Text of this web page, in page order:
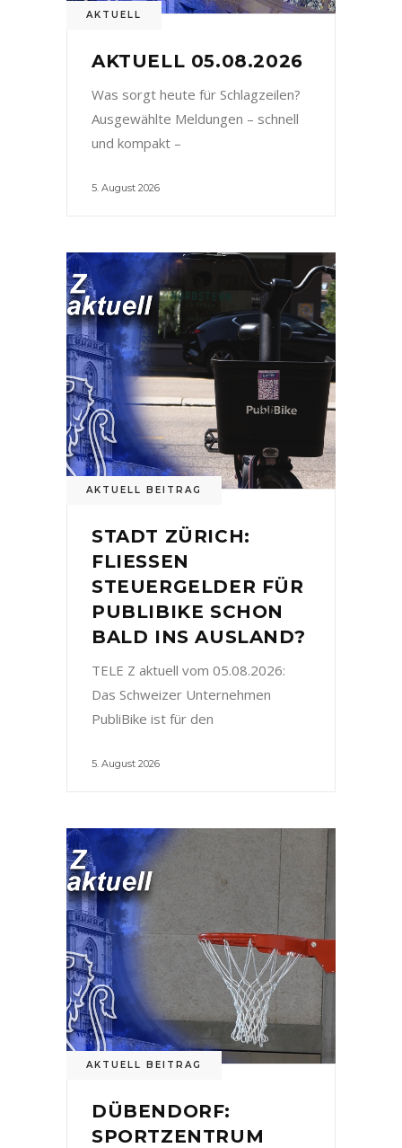
AKTUELL
AKTUELL 05.08.2026
Was sorgt heute für Schlagzeilen?
Ausgewählte Meldungen – schnell
und kompakt –
5. August 2026
AKTUELL BEITRAG
STADT ZÜRICH:
FLIESSEN
STEUERGELDER FÜR
PUBLIBIKE SCHON
BALD INS AUSLAND?
TELE Z aktuell vom 05.08.2026:
Das Schweizer Unternehmen
PubliBike ist für den
5. August 2026
AKTUELL BEITRAG
DÜBENDORF:
SPORTZENTRUM